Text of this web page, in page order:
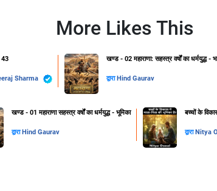
More Likes This
Sharma
खण्ड - 02 महाराणा: सहस्त्र वर्षों का धर्मयुद्ध -
द्वारा Hind Gaurav
खण्ड - 01 महाराणा सहस्त्र वर्षों का धर्मयुद्ध - भूमिका
द्वारा Hind Gaurav
बच्चों के
द्वारा Nitya